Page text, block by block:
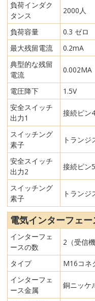
負荷インダク
タンス
2000人
負荷容量
0.3 ゼロ
最大残留電流
0.2mA
典型的な残留
電流
0.002MA
電圧降下
1.5V
安全スイッチ
出力1
接続ピン
スイッチング
素子
トランジ
安全スイッチ
出力2
接続ピン
スイッチング
素子
トランジ
電気インターフェー
インターフェ
ースの数
2（受信
タイプ
M16コネ
インターフェ
ース金属
銅ニッケ